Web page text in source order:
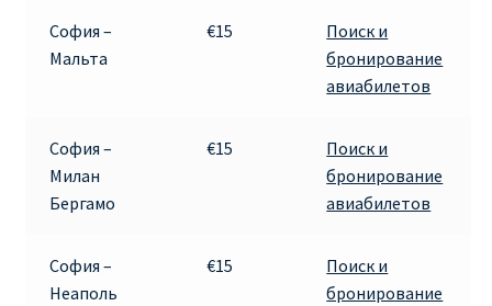
БИЛЕТЫ RYANAIR НА ЗАВТРА КУПИТЬ ОНЛАЙН
ДЕШЕВЫЕ АВИАБИЛЕТЫ В БЕРЛИН
ДЕШЕВЫЕ АВИАБИЛЕТЫ В ВАРШАВУ
София –
Мальта
€15
Поиск и
бронирование
авиабилетов
София –
Милан
Бергамо
€15
Поиск и
бронирование
авиабилетов
София –
Неаполь
€15
Поиск и
бронирование